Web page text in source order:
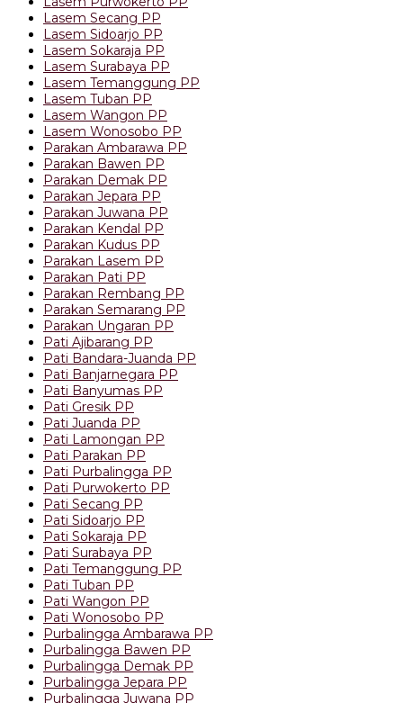
Lasem Secang PP
Lasem Sidoarjo PP
Lasem Sokaraja PP
Lasem Surabaya PP
Lasem Temanggung PP
Lasem Tuban PP
Lasem Wangon PP
Lasem Wonosobo PP
Parakan Ambarawa PP
Parakan Bawen PP
Parakan Demak PP
Parakan Jepara PP
Parakan Juwana PP
Parakan Kendal PP
Parakan Kudus PP
Parakan Lasem PP
Parakan Pati PP
Parakan Rembang PP
Parakan Semarang PP
Parakan Ungaran PP
Pati Ajibarang PP
Pati Bandara-Juanda PP
Pati Banjarnegara PP
Pati Banyumas PP
Pati Gresik PP
Pati Juanda PP
Pati Lamongan PP
Pati Parakan PP
Pati Purbalingga PP
Pati Purwokerto PP
Pati Secang PP
Pati Sidoarjo PP
Pati Sokaraja PP
Pati Surabaya PP
Pati Temanggung PP
Pati Tuban PP
Pati Wangon PP
Pati Wonosobo PP
Purbalingga Ambarawa PP
Purbalingga Bawen PP
Purbalingga Demak PP
Purbalingga Jepara PP
Purbalingga Juwana PP